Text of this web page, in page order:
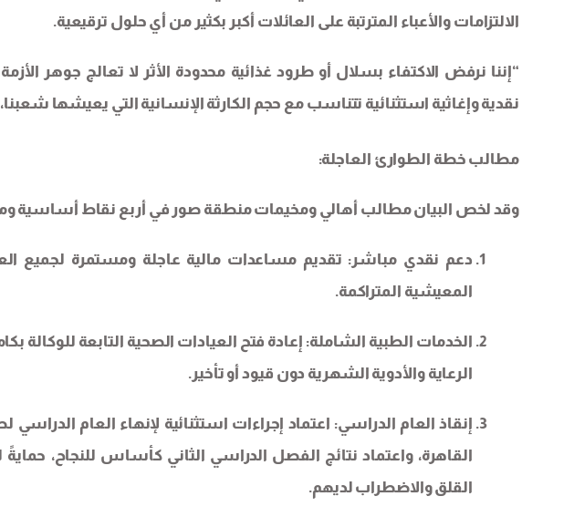
الالتزامات والأعباء المترتبة على العائلات أكبر بكثير من أي حلول ترقيعية.
“إننا نرفض الاكتفاء بسلال أو طرود غذائية محدودة الأثر لا تعالج جوهر
نقدية وإغاثية استثنائية تتناسب مع حجم الكارثة الإنسانية التي يعيشها
مطالب خطة الطوارئ العاجلة:
وقد لخص البيان مطالب أهالي ومخيمات منطقة صور في أربع نقاط أساسية
دعم نقدي مباشر: تقديم مساعدات مالية عاجلة ومستمرة لجميع
المعيشية المتراكمة.
الخدمات الطبية الشاملة: إعادة فتح العيادات الصحية التابعة
الرعاية والأدوية الشهرية دون قيود أو تأخير.
إنقاذ العام الدراسي: اعتماد إجراءات استثنائية لإنهاء العام
القاهرة، واعتماد نتائج الفصل الدراسي الثاني كأساس للنجاح،
القلق والاضطراب لديهم.